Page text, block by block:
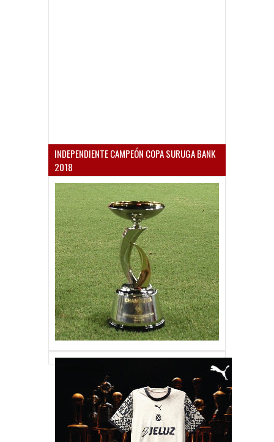
INDEPENDIENTE CAMPEÓN COPA SURUGA BANK
2018